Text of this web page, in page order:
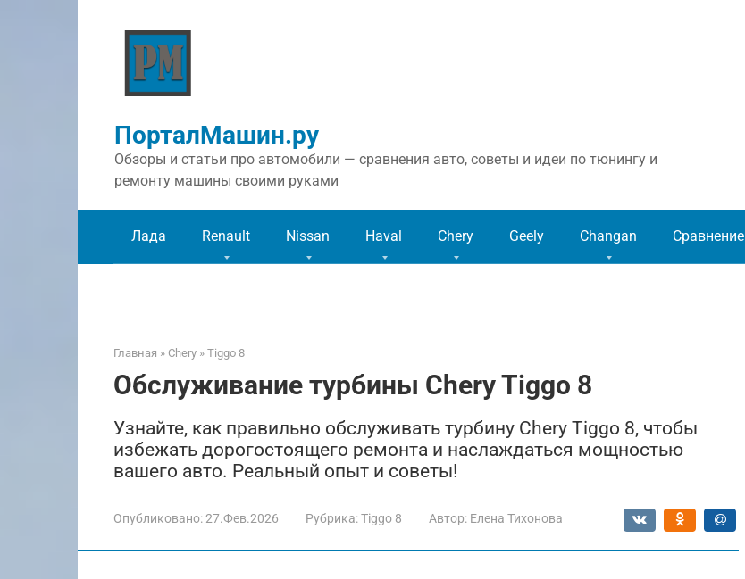
ПорталМашин.ру
Обзоры и статьи про автомобили — сравнения авто, советы и идеи по тюнингу и
ремонту машины своими руками
Лада Renault Nissan Haval Chery Geely Changan Сравнение
Главная » Chery » Tiggo 8
Обслуживание турбины Chery Tiggo 8
Узнайте, как правильно обслуживать турбину Chery Tiggo 8, чтобы
избежать дорогостоящего ремонта и наслаждаться мощностью
вашего авто. Реальный опыт и советы!
Опубликовано:27.Фев.2026 Рубрика:Tiggo 8 Автор: Елена Тихонова